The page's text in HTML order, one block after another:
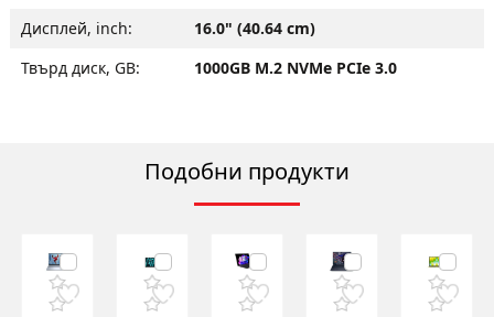
Дисплей, inch:
16.0" (40.64 cm)
Твърд диск, GB:
1000GB M.2 NVMe PCIe 3.0
Подобни продукти